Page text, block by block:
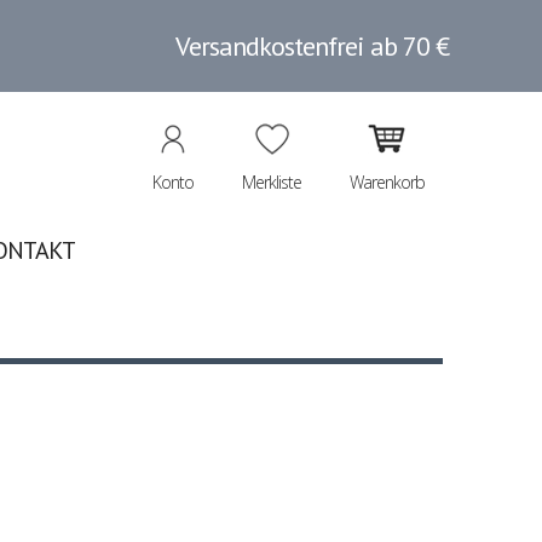
Versandkostenfrei ab 70 €
Konto Merkliste Warenkorb